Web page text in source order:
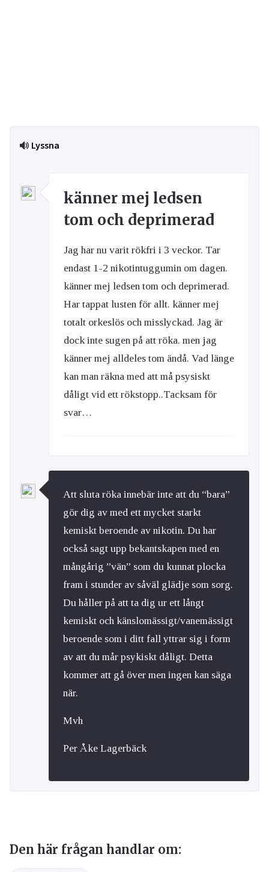
Lyssna
känner mej ledsen
tom och deprimerad
Jag har nu varit rökfri i 3 veckor. Tar
endast 1-2 nikotintuggumin om dagen.
känner mej ledsen tom och deprimerad.
Har tappat lusten för allt. känner mej
totalt orkeslös och misslyckad. Jag är
dock inte sugen på att röka. men jag
känner mej alldeles tom ändå. Vad länge
kan man räkna med att må psysiskt
dåligt vid ett rökstopp..Tacksam för
svar…
Att sluta röka innebär inte att du “bara”
gör dig av med ett mycket starkt
kemiskt beroende av nikotin. Du har
också sagt upp bekantskapen med en
mångårig ”vän” som du kunnat plocka
fram i stunder av såväl glädje som sorg.
Du håller på att ta dig ur ett långt
kemiskt och känslomässigt/vanemässigt
beroende som i ditt fall yttrar sig i form
av att du mår psykiskt dåligt. Detta
kommer att gå över men ingen kan säga
när.
Mvh
Per Åke Lagerbäck
Den här frågan handlar om: